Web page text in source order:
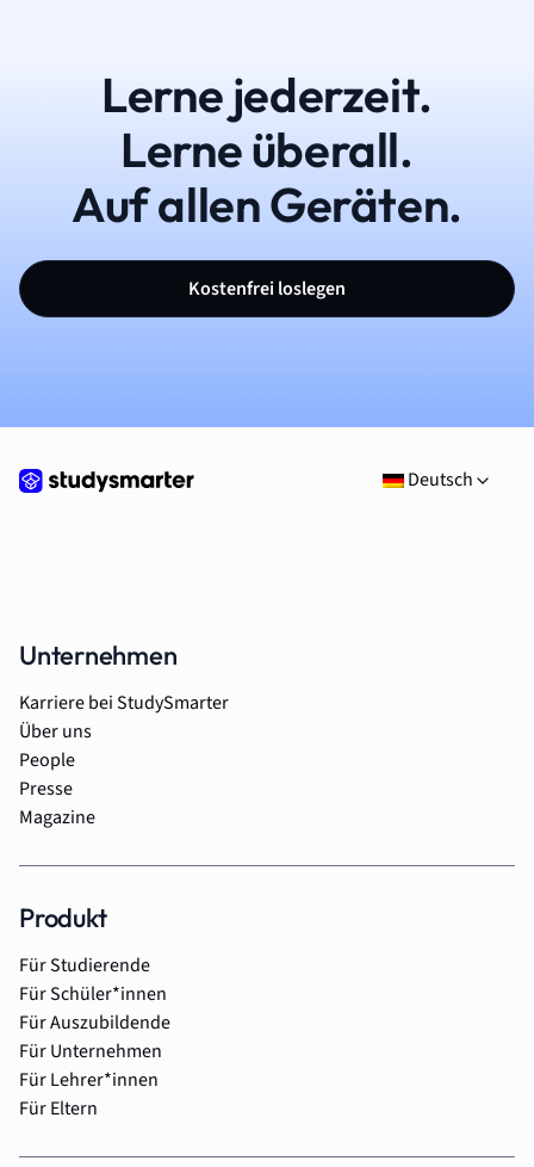
Lerne jederzeit.
Lerne überall.
Auf allen Geräten.
Kostenfrei loslegen
Deutsch
Unternehmen
Karriere bei StudySmarter
Über uns
People
Presse
Magazine
Produkt
Für Studierende
Für Schüler*innen
Für Auszubildende
Für Unternehmen
Für Lehrer*innen
Für Eltern